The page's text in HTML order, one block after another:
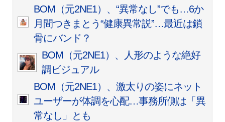
BOM（元2NE1）、“異常なし”でも…6か
月間つきまとう“健康異常説”…最近は鎖
骨にバンド？
BOM（元2NE1）、人形のような絶好
調ビジュアル
BOM（元2NE1）、激太りの姿にネット
ユーザーが体調を心配…事務所側は「異
常なし」とも